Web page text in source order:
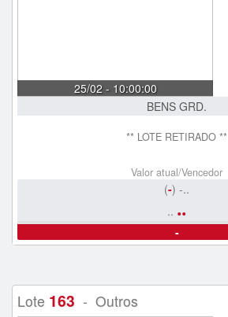
25/02 - 10:00:00
BENS GRD.
** LOTE RETIRADO **
Valor atual/Vencedor
(-) -..
.. ..
-
Lote 163 - Outros